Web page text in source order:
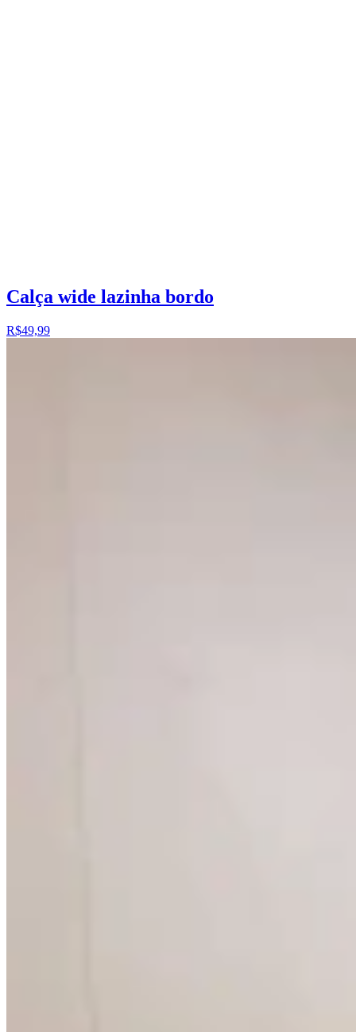
Calça wide lazinha bordo
R$49,99